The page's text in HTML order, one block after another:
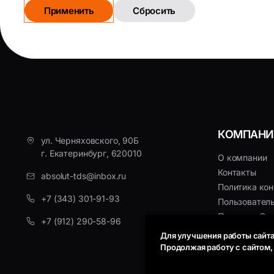
Применить Сбросить
ул. Черняховского, 90Б
г. Екатеринбург, 620010
absolut-tds@inbox.ru
+7 (343) 301-91-93
+7 (912) 290-58-96
О компании
Контакты
Политика
Политика
Для улучшения работы
Продолжая работу с